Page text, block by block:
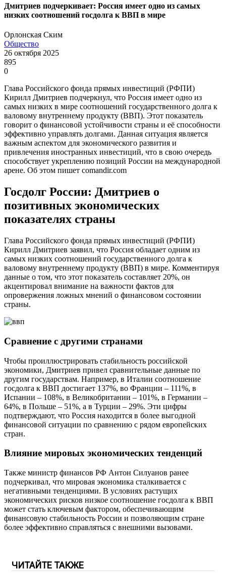
Дмитриев подчеркивает: Россия имеет одно из самых
низких соотношений госдолга к ВВП в мире
Орлонская Ским
Общество
26 октября 2025
895
0
Глава Российского фонда прямых инвестиций (РФПИ)
Кирилл Дмитриев подчеркнул, что Россия имеет одно из
самых низких в мире соотношений государственного долга к
валовому внутреннему продукту (ВВП). Этот показатель
говорит о финансовой устойчивости страны и её способности
эффективно управлять долгами. Данная ситуация является
важным аспектом для экономического развития и
привлечения иностранных инвестиций, что в свою очередь
способствует укреплению позиций России на международной
арене. Об этом пишет comandir.com
Госдолг России: Дмитриев о
позитивных экономических
показателях страны
Глава Российского фонда прямых инвестиций (РФПИ)
Кирилл Дмитриев заявил, что Россия обладает одним из
самых низких соотношений государственного долга к
валовому внутреннему продукту (ВВП) в мире. Комментируя
данные о том, что этот показатель составляет 20%, он
акцентировал внимание на важности фактов для
опровержения ложных мнений о финансовом состоянии
страны.
Сравнение с другими странами
Чтобы проиллюстрировать стабильность российской
экономики, Дмитриев привел сравнительные данные по
другим государствам. Например, в Италии соотношение
госдолга к ВВП достигает 137%, во Франции – 111%, в
Испании – 108%, в Великобритании – 101%, в Германии –
64%, в Польше – 51%, а в Турции – 29%. Эти цифры
подтверждают, что Россия находится в более выгодной
финансовой ситуации по сравнению с рядом европейских
стран.
Влияние мировых экономических тенденций
Также министр финансов РФ Антон Силуанов ранее
подчеркивал, что мировая экономика сталкивается с
негативными тенденциями. В условиях растущих
экономических рисков низкое соотношение госдолга к ВВП
может стать ключевым фактором, обеспечивающим
финансовую стабильность России и позволяющим стране
более эффективно справляться с внешними вызовами.
ЧИТАЙТЕ ТАКЖЕ